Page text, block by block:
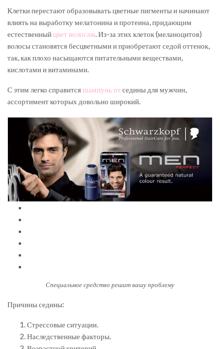
Клетки перестают образовывать цветные пигменты и начинают
влиять на выработку мелатонина и протеина, придающим
естественныйцвет волосам. Из-за этих клеток (меланоцитов)
волосы становятся бесцветными и приобретают седой оттенок,
так, как плохо насыщаются питательными веществами,
кислотами и витаминами.
С этим легко справитсяшампунь отседины для мужчин,
ассортимент которых довольно широкий.
Специальное средство решит вашу проблему
Причины седины:
Стрессовые ситуации.
Наследственные факторы.